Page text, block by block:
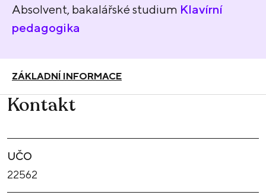
Absolvent, bakalářské studium Klavírní
pedagogika
ZÁKLADNÍ INFORMACE
Kontakt
UČO
22562